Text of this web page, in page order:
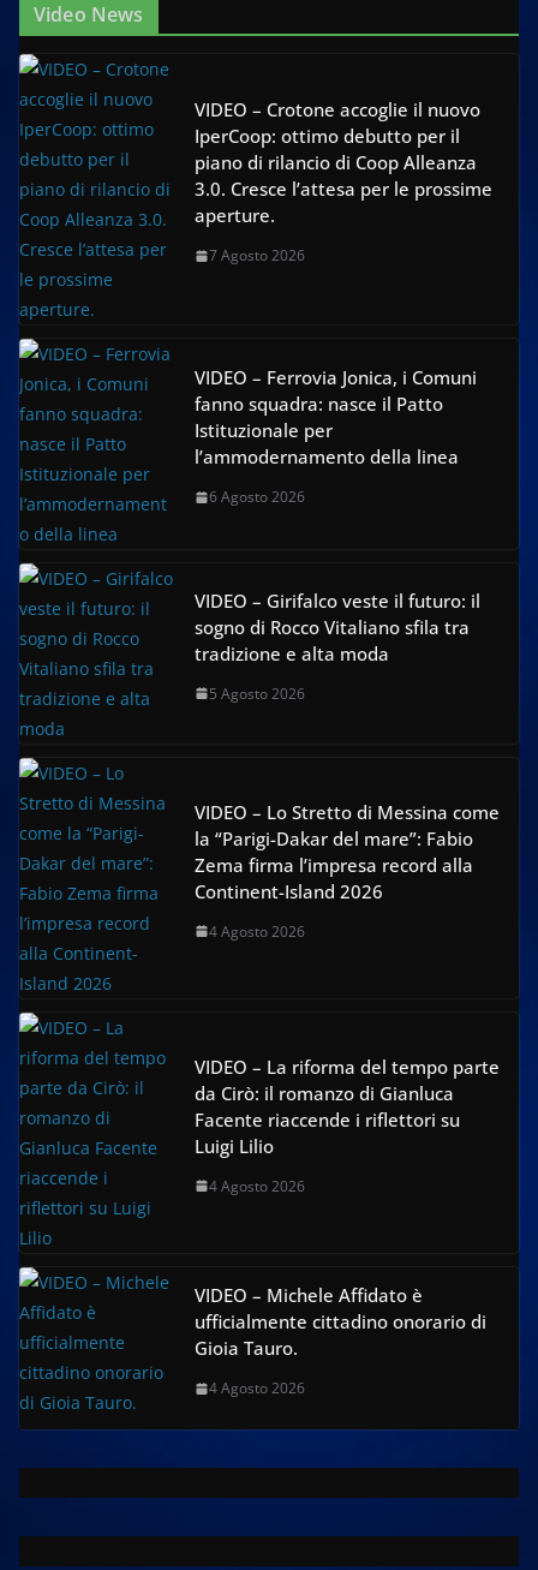
Video News
VIDEO – Crotone accoglie il nuovo
IperCoop: ottimo debutto per il
piano di rilancio di Coop Alleanza
3.0. Cresce l’attesa per le prossime
aperture.
7 Agosto 2026
VIDEO – Ferrovia Jonica, i Comuni
fanno squadra: nasce il Patto
Istituzionale per
l’ammodernamento della linea
6 Agosto 2026
VIDEO – Girifalco veste il futuro: il
sogno di Rocco Vitaliano sfila tra
tradizione e alta moda
5 Agosto 2026
VIDEO – Lo Stretto di Messina come
la “Parigi-Dakar del mare”: Fabio
Zema firma l’impresa record alla
Continent-Island 2026
4 Agosto 2026
VIDEO – La riforma del tempo parte
da Cirò: il romanzo di Gianluca
Facente riaccende i riflettori su
Luigi Lilio
4 Agosto 2026
VIDEO – Michele Affidato è
ufficialmente cittadino onorario di
Gioia Tauro.
4 Agosto 2026